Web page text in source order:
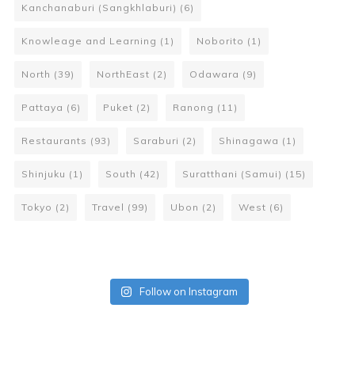
Kanchanaburi (Sangkhlaburi) (6)
Knowleage and Learning (1) Noborito (1)
North (39) NorthEast (2) Odawara (9)
Pattaya (6) Puket (2) Ranong (11)
Restaurants (93) Saraburi (2) Shinagawa (1)
Shinjuku (1) South (42) Suratthani (Samui) (15)
Tokyo (2) Travel (99) Ubon (2) West (6)
Follow on Instagram